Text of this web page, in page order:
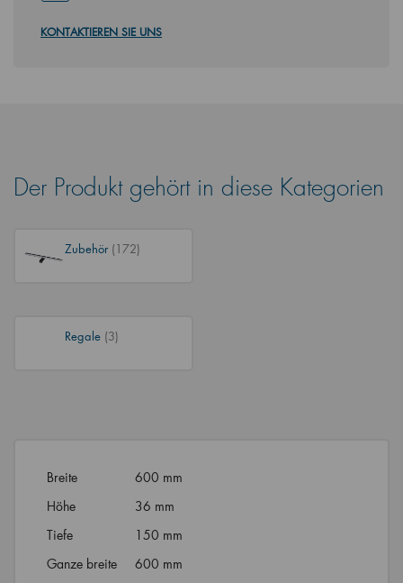
KONTAKTIEREN SIE UNS
Der Produkt gehört in diese Kategorien
Zubehör (172)
Regale (3)
Breite
600 mm
Höhe
36 mm
Tiefe
150 mm
Ganze breite
600 mm